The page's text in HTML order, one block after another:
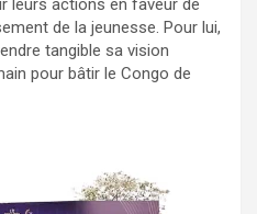
leurs actions en faveur de
de la jeunesse. Pour lui,
tangible sa vision
pour bâtir le Congo de